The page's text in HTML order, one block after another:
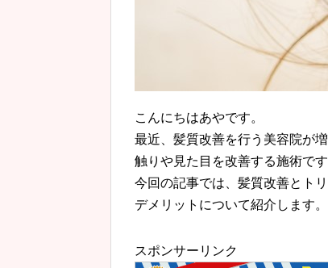
こんにちはあやです。
最近、髪質改善を行う美容院が
触りや見た目を改善する施術です
今回の記事では、髪質改善とト
デメリットについて紹介します。
スポンサーリンク